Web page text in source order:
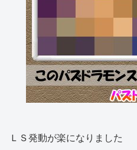
ＬＳ発動が楽になりました